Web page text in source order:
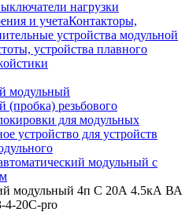
нагрузки
и учетаКонтакторы,
устройства модульной
устройства плавного
модульный
(пробка) резьбового
для модульных
устройство для устройств
модульный с
модульный 4п C 20А 4.5кА ВА
4-20C-pro